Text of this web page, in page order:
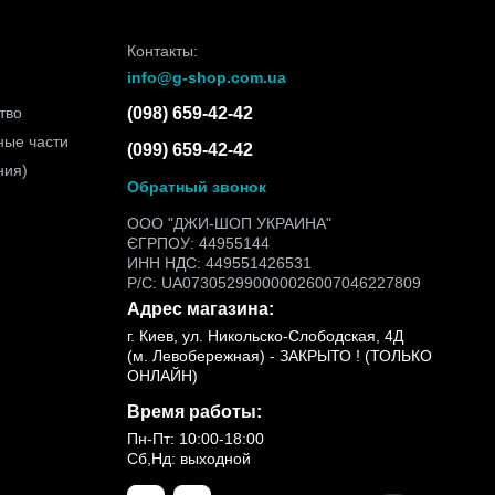
части
Контакты:
info@g-shop.com.ua
(098) 659-42-42
(099) 659-42-42
Обратный звонок
ООО "ДЖИ-ШОП УКРАИНА"
ЄГРПОУ: 44955144
ИНН НДС: 449551426531
Р/С: UA073052990000026007046227809
Адрес магазина:
г. Киев, ул. Никольско-Слободская, 4Д
(м. Левобережная) - ЗАКРЫТО ! (ТОЛЬКО
ОНЛАЙН)
Время работы:
Пн-Пт: 10:00-18:00
Сб,Нд: выходной